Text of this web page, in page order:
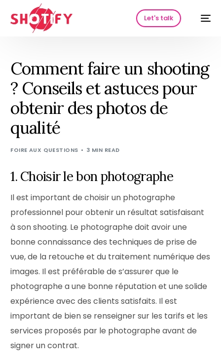
Let's talk
Comment faire un shooting
? Conseils et astuces pour
obtenir des photos de
qualité
FOIRE AUX QUESTIONS 3 MIN READ
1. Choisir le bon photographe
Il est important de choisir un photographe
professionnel pour obtenir un résultat satisfaisant
à son shooting. Le photographe doit avoir une
bonne connaissance des techniques de prise de
vue, de la retouche et du traitement numérique des
images. Il est préférable de s’assurer que le
photographe a une bonne réputation et une solide
expérience avec des clients satisfaits. Il est
important de bien se renseigner sur les tarifs et les
services proposés par le photographe avant de
signer un contrat.